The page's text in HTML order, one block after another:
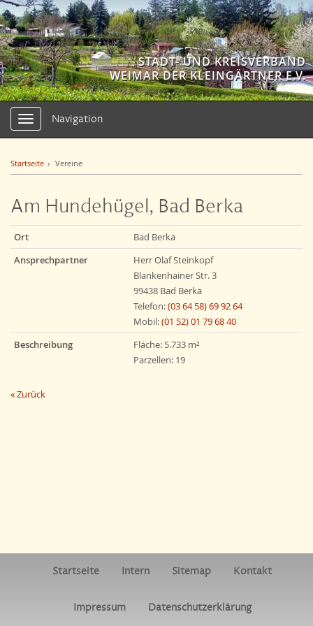
STADT- UND KREISVERBAND
WEIMAR DER KLEINGÄRTNER E.V.
Navigation
ein-/ausblenden
Navigation
Startseite Vereine
Am Hundehügel, Bad Berka
Ort
Bad Berka
Ansprechpartner
Herr Olaf Steinkopf
Blankenhainer Str. 3
99438 Bad Berka
Telefon:(03 64 58) 69 92 64
Mobil:(01 52) 01 79 68 40
Beschreibung
Fläche: 5.733 m²
Parzellen: 19
« Zurück
Startseite Intern Sitemap Kontakt
Impressum Datenschutzerklärung